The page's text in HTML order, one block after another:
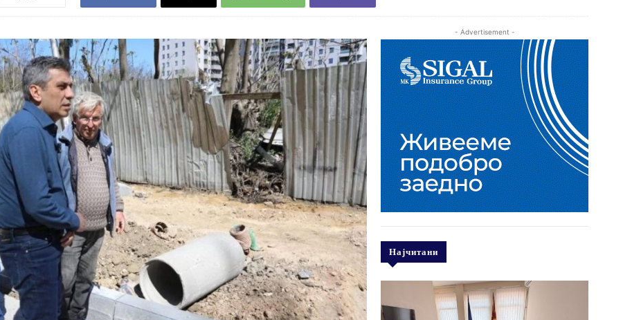
- Advertisement -
Најчитани